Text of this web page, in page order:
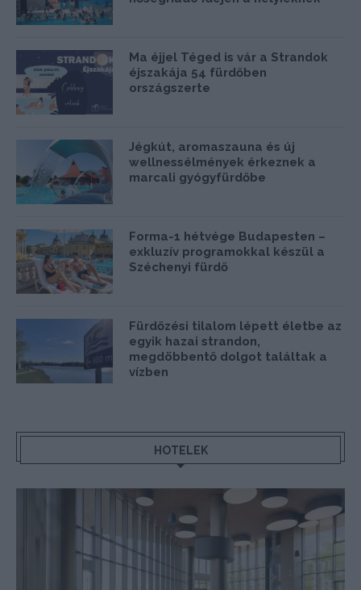
Ma éjjel Téged is vár a Strandok
éjszakája 54 fürdőben
országszerte
Jégkút, aromaszauna és új
wellnessélmények érkeznek a
marcali gyógyfürdőbe
Forma-1 hétvége Budapesten –
exkluzív programokkal készül a
Széchenyi fürdő
Fürdőzési tilalom lépett életbe az
egyik hazai strandon,
megdöbbentő dolgot találtak a
vízben
HOTELEK